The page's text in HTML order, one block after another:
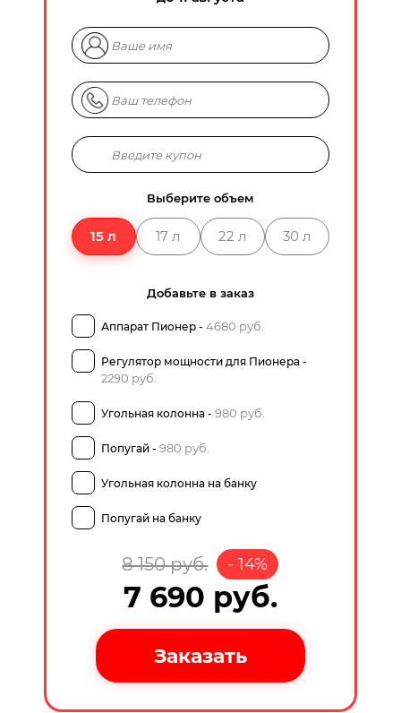
Выберите объем
15 л 17 л 22 л 30 л
Добавьте в заказ
Аппарат Пионер - 4680 руб.
Регулятор мощности для Пионера -
2290 руб.
Угольная колонна - 980 руб.
Попугай - 980 руб.
Угольная колонна на банку
Попугай на банку
8 150руб. -14%
7 690 руб.